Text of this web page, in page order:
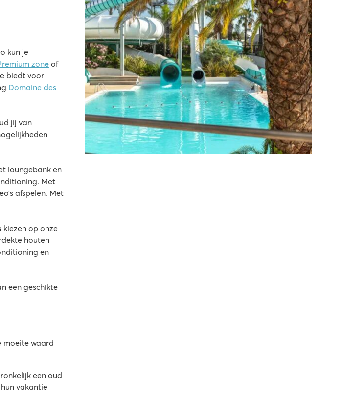
kun je
zone of
biedt voor
Domaine des
jij van
loungebank en
Met
afspelen. Met
kiezen op onze
houten
en
een geschikte
moeite waard
een oud
vakantie